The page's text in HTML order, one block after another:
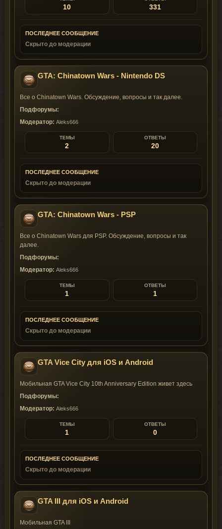
10 331
ПОСЛЕДНЕЕ СООБЩЕНИЕ
Скрыто до модерации
GTA: Chinatown Wars - Nintendo DS
Все о Chinatown Wars. Обсуждение, вопросы и так далее.
Подфорумы:
Модератор: Aleks666
ТЕМЫ
2
ОТВЕТЫ
20
ПОСЛЕДНЕЕ СООБЩЕНИЕ
Скрыто до модерации
GTA: Chinatown Wars - PSP
Все о Chinatown Wars для PSP. Обсуждение, вопросы и так
далее.
Подфорумы:
Модератор: Aleks666
ТЕМЫ
1
ОТВЕТЫ
1
ПОСЛЕДНЕЕ СООБЩЕНИЕ
Скрыто до модерации
GTA Vice City для iOS и Android
Мобильная GTA Vice City 10th Anniversary Edition живет здесь
Подфорумы:
Модератор: Aleks666
ТЕМЫ
1
ОТВЕТЫ
0
ПОСЛЕДНЕЕ СООБЩЕНИЕ
Скрыто до модерации
GTA III для iOS и Android
Мобильная GTA III